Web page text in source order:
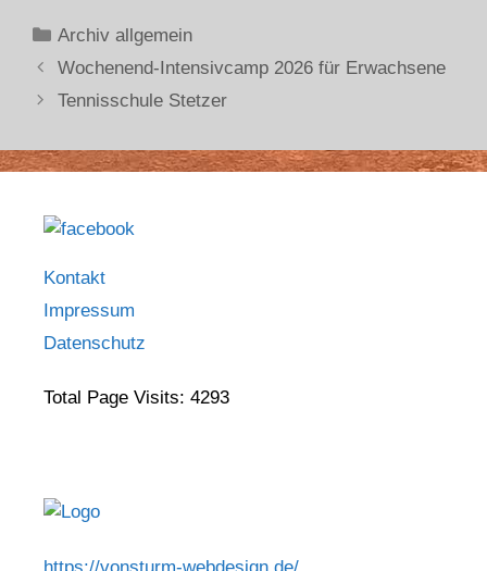
Archiv allgemein
Wochenend-Intensivcamp 2026 für Erwachsene
Tennisschule Stetzer
Kontakt
Impressum
Datenschutz
Total Page Visits: 4293